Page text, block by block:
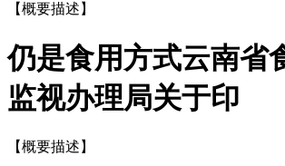
【概要描述】
仍是食用方式云南省
监视办理局关于印
【概要描述】